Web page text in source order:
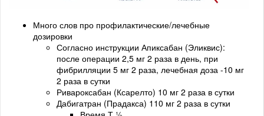
Много слов про профилактические/лечебные
дозировки
Согласно инструкции Апиксабан (Эликвис):
после операции 2,5 мг 2 раза в день, при
фибрилляции 5 мг 2 раза, лечебная доза -10 мг
2 раза в сутки
Ривароксабан (Ксарелто) 10 мг 2 раза в сутки
Дабигатран (Прадакса) 110 мг 2 раза в сутки